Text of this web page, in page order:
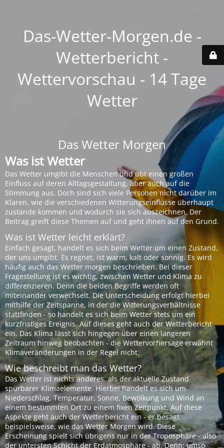
Das-Wetter-Morgen.de -
Wetterbericht -
Wettervorschau - 14 Tage
Wetter
Das Wetter Morgen
Was ist Wetter
Das Wetter umgibt die Menschen und übt einen großen
Einfluss auf deren Alltagsgestaltung, aber auch auf die
Stimmung aus. Doch sind sich viele Personen nicht darüber im
Klaren, wie die verschiedenen Witterungseinflüsse überhaupt
zustande kommen und wodurch sie sich auszeichnen. Der
Beitrag greift diese Themen auf und geht ihnen auf den Grund.
Was ist Wetter leicht erklärt?
Einfach gesagt, handelt es sich beim Wetter um einen Zustand,
der uns umgibt. Es regnet, ist warm, kalt oder sonnig. Es wird
häufig auch das Wetter morgen beschrieben. Bei dieser
Fragestellung ist es wichtig, zwischen Wetter und Klima zu
differenzieren. Denn die beiden Begriffe werden oft
miteinander verwechselt. Die Unterscheidung erfolgt hierbei
mithilfe der Zeitspanne, in der die Witterungsverhältnisse
stattfinden - so handelt es sich beim Wetter stets um ein
kurzfristiges Ereignis. Auf dieses geht auch der Wetterbericht
ein. Das Klima lässt sich hingegen über einen längeren
Zeitraum hinweg beobachten - die Wettervorhersage erwähnt
Klimaveränderungen in der Regel nicht.
Wie beschreibt man das Wetter?
Das Wetter ist nichts anderes, als der aktuelle Zustand
spürbarer Klimaelemente. Hierbei handelt es sich um
Niederschlag, Temperatur, Sonne, Bewölkung und Wind an
einem bestimmten Ort zu einem fixen Zeitpunkt. Auf diese
Aspekte geht auch der Wetterbericht ein - er besagt
beispielsweise, wie das Wetter Morgen wird. Diese
Erscheinung spielt sich übrigens nur in der Troposphäre - also
der untersten Schicht der Erdatmosphäre - ab. Denn: umso